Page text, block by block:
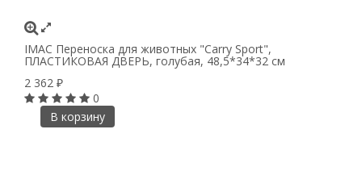
IMAC Переноска для животных "Carry Sport",
ПЛАСТИКОВАЯ ДВЕРЬ, голубая, 48,5*34*32 см
2 362 ₽
0
В корзину